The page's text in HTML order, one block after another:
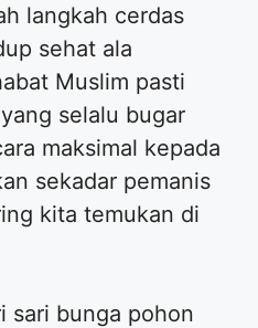
langkah cerdas
sehat ala
Muslim pasti
selalu bugar
maksimal kepada
sekadar pemanis
kita temukan di
sari bunga pohon